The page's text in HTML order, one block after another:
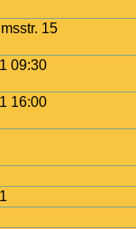
15
09:30
16:00